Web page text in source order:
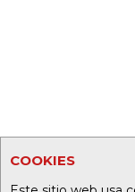
COOKIES